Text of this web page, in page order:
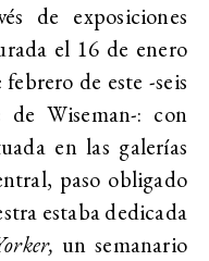
de exposiciones
el 16 de enero
de este -seis
de Wiseman-: con
en las galerías
paso obligado
estaba dedicada
un semanario